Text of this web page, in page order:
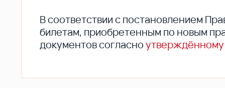
В соответствии с постановлением
билетам, приобретенным по новым
документов согласно